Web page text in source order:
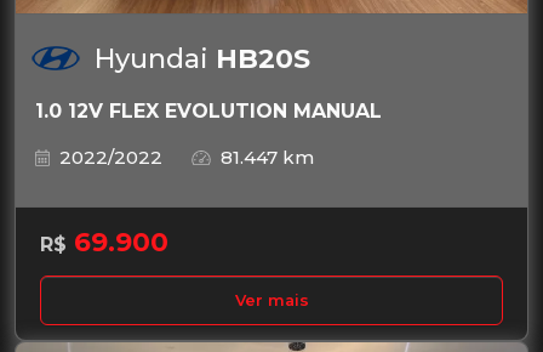
Hyundai HB20S
1.0 12V FLEX EVOLUTION MANUAL
2022/2022
81.447 km
R$ 69.900
Ver mais